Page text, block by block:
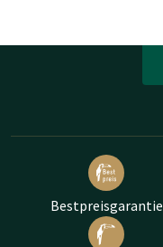
Bestpreisgarantie